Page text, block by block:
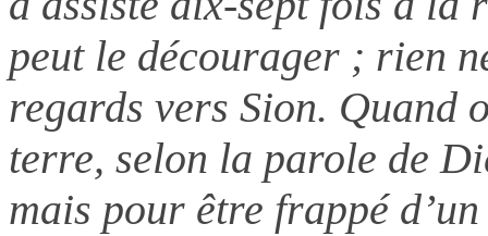
peut le décourager ; rien
regards vers Sion. Quand
terre, selon la parole de
mais pour être frappé